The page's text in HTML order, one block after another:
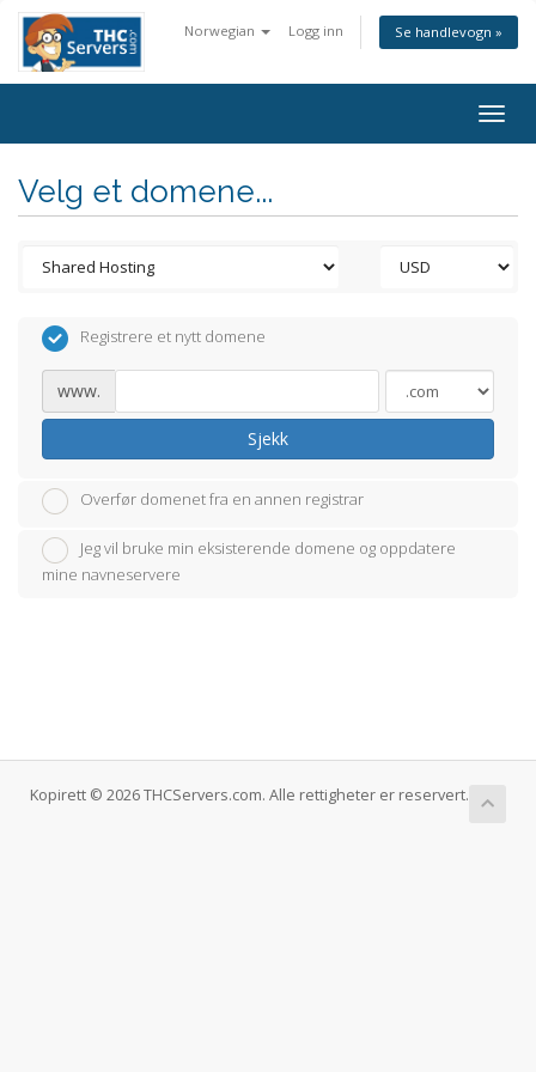
Norwegian Logg inn Se handlevogn »
Velg et domene...
Registrere et nytt domene
www.
Sjekk
Overfør domenet fra en annen registrar
Jeg vil bruke min eksisterende domene og oppdatere
mine navneservere
Kopirett © 2026 THCServers.com. Alle rettigheter er reservert.